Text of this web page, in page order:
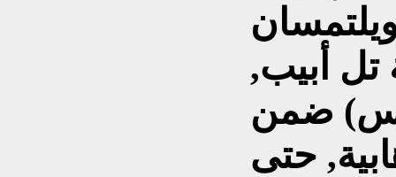
تل أبيب,
ضمن
حتى